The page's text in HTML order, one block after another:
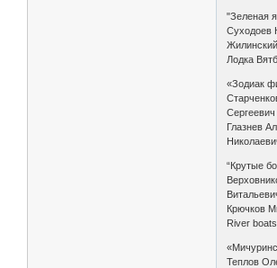
"Зеленая
Суходоев
Лодка
«Зодиак
Сергеевич
Глазнев
“Крутые
Крючков
River
Теплов